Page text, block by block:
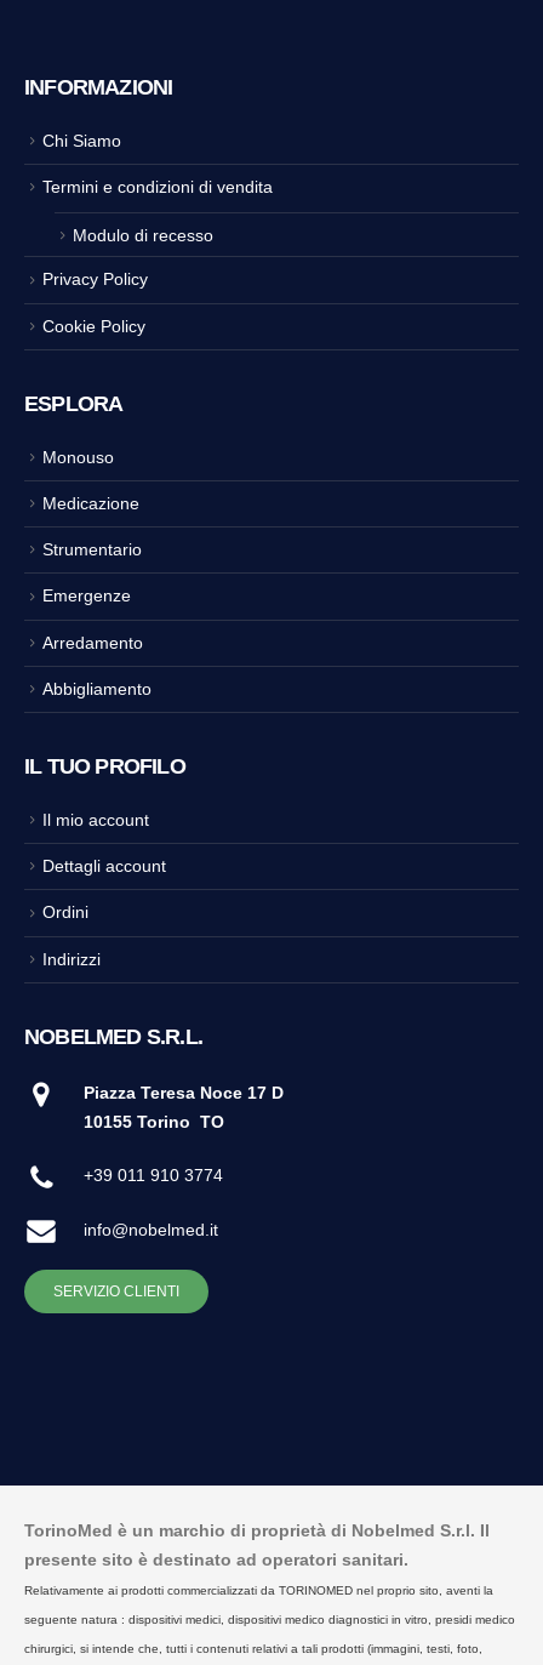
INFORMAZIONI
Chi Siamo
Termini e condizioni di vendita
Modulo di recesso
Privacy Policy
Cookie Policy
ESPLORA
Monouso
Medicazione
Strumentario
Emergenze
Arredamento
Abbigliamento
IL TUO PROFILO
Il mio account
Dettagli account
Ordini
Indirizzi
NOBELMED S.R.L.
Piazza Teresa Noce 17 D
10155 Torino TO
+39 011 910 3774
info@nobelmed.it
SERVIZIO CLIENTI
TorinoMed è un marchio di proprietà di Nobelmed S.r.l. Il
presente sito è destinato ad operatori sanitari.
Relativamente ai prodotti commercializzati da TORINOMED nel proprio sito, aventi la
seguente natura : dispositivi medici, dispositivi medico diagnostici in vitro, presidi medico
chirurgici, si intende che, tutti i contenuti relativi a tali prodotti (immagini, testi, foto,